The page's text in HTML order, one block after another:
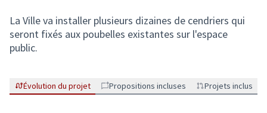
La Ville va installer plusieurs dizaines de cendriers qui
seront fixés aux poubelles existantes sur l'espace
public.
Évolution du projet Propositions incluses Projets inclus